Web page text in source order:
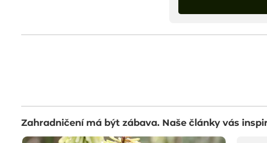
Zahradničení má být zábava. Naše články vás